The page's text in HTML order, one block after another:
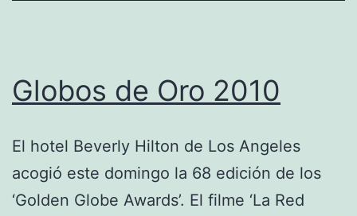
Globos de Oro 2010
El hotel Beverly Hilton de Los Angeles
acogió este domingo la 68 edición de los
‘Golden Globe Awards’. El filme ‘La Red